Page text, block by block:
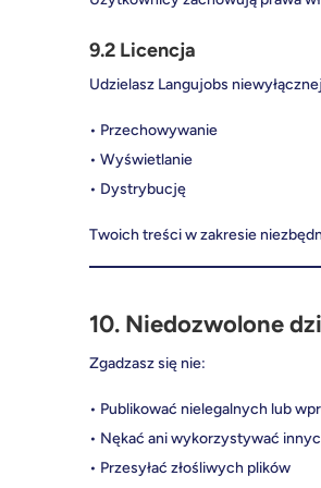
9.2 Licencja
Udzielasz Langujobs
• Przechowywanie
• Wyświetlanie
• Dystrybucję
Twoich treści w zakresie
10. Niedozwolone
Zgadzasz się nie:
• Publikować nielegalnych lub
• Nękać ani wykorzystywać
• Przesyłać złośliwych plików